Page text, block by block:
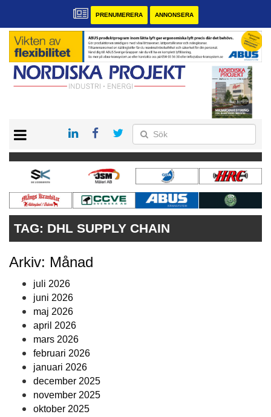
PRENUMERERA ANNONSERA
KONTAKT
VÅRA ANDRA MAGASIN
PRENUMERERA
ANNONSERA
TAG: DHL SUPPLY CHAIN
Arkiv: Månad
juli 2026
juni 2026
maj 2026
april 2026
mars 2026
februari 2026
januari 2026
december 2025
november 2025
oktober 2025